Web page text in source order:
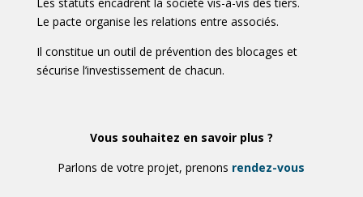
Le pacte organise les relations entre associés.
Il constitue un outil de prévention des blocages et
sécurise l’investissement de chacun.
Vous souhaitez en savoir plus ?
Parlons de votre projet, prenons rendez-vous